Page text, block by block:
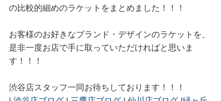
の比較的細めのラケットをまとめました！！！
お客様のお好きなブランド・デザインのラケットを、
是非一度お店で手に取っていただければと思いま
す！！！
渋谷店スタッフ一同お待ちしております！！！